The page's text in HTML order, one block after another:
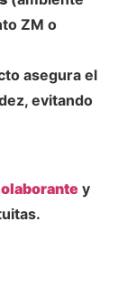
ZM o
asegura el
evitando
y